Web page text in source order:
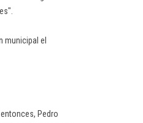
municipal el
Pedro